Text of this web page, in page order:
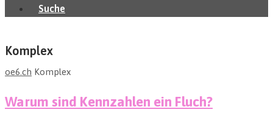
Suche
Komplex
oe6.ch Komplex
Warum sind Kennzahlen ein Fluch?